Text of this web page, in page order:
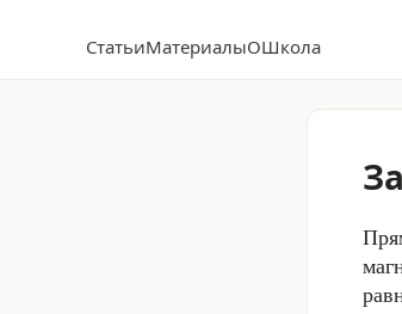
СтатьиМатериалыОШкола